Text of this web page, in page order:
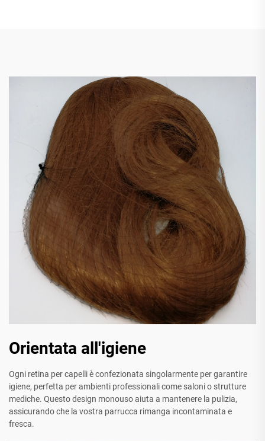
Orientata all'igiene
Ogni retina per capelli è confezionata singolarmente per garantire
igiene, perfetta per ambienti professionali come saloni o strutture
mediche. Questo design monouso aiuta a mantenere la pulizia,
assicurando che la vostra parrucca rimanga incontaminata e
fresca.